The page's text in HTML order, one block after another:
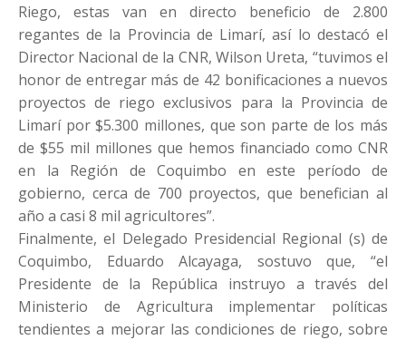
Riego, estas van en directo beneficio de 2.800
regantes de la Provincia de Limarí, así lo destacó el
Director Nacional de la CNR, Wilson Ureta, “tuvimos el
honor de entregar más de 42 bonificaciones a nuevos
proyectos de riego exclusivos para la Provincia de
Limarí por $5.300 millones, que son parte de los más
de $55 mil millones que hemos financiado como CNR
en la Región de Coquimbo en este período de
gobierno, cerca de 700 proyectos, que benefician al
año a casi 8 mil agricultores”.
Finalmente, el Delegado Presidencial Regional (s) de
Coquimbo, Eduardo Alcayaga, sostuvo que, “el
Presidente de la República instruyo a través del
Ministerio de Agricultura implementar políticas
tendientes a mejorar las condiciones de riego, sobre